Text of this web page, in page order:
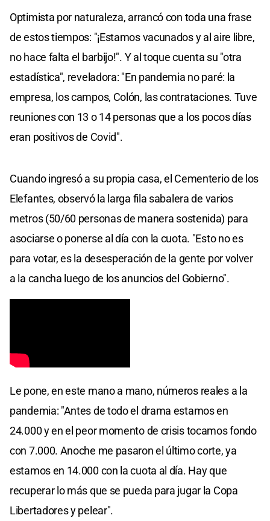
Optimista por naturaleza, arrancó con toda una frase
de estos tiempos: "¡Estamos vacunados y al aire libre,
no hace falta el barbijo!". Y al toque cuenta su "otra
estadística", reveladora: "En pandemia no paré: la
empresa, los campos, Colón, las contrataciones. Tuve
reuniones con 13 o 14 personas que a los pocos días
eran positivos de Covid".
Cuando ingresó a su propia casa, el Cementerio de los
Elefantes, observó la larga fila sabalera de varios
metros (50/60 personas de manera sostenida) para
asociarse o ponerse al día con la cuota. "Esto no es
para votar, es la desesperación de la gente por volver
a la cancha luego de los anuncios del Gobierno".
Le pone, en este mano a mano, números reales a la
pandemia: "Antes de todo el drama estamos en
24.000 y en el peor momento de crisis tocamos fondo
con 7.000. Anoche me pasaron el último corte, ya
estamos en 14.000 con la cuota al día. Hay que
recuperar lo más que se pueda para jugar la Copa
Libertadores y pelear".